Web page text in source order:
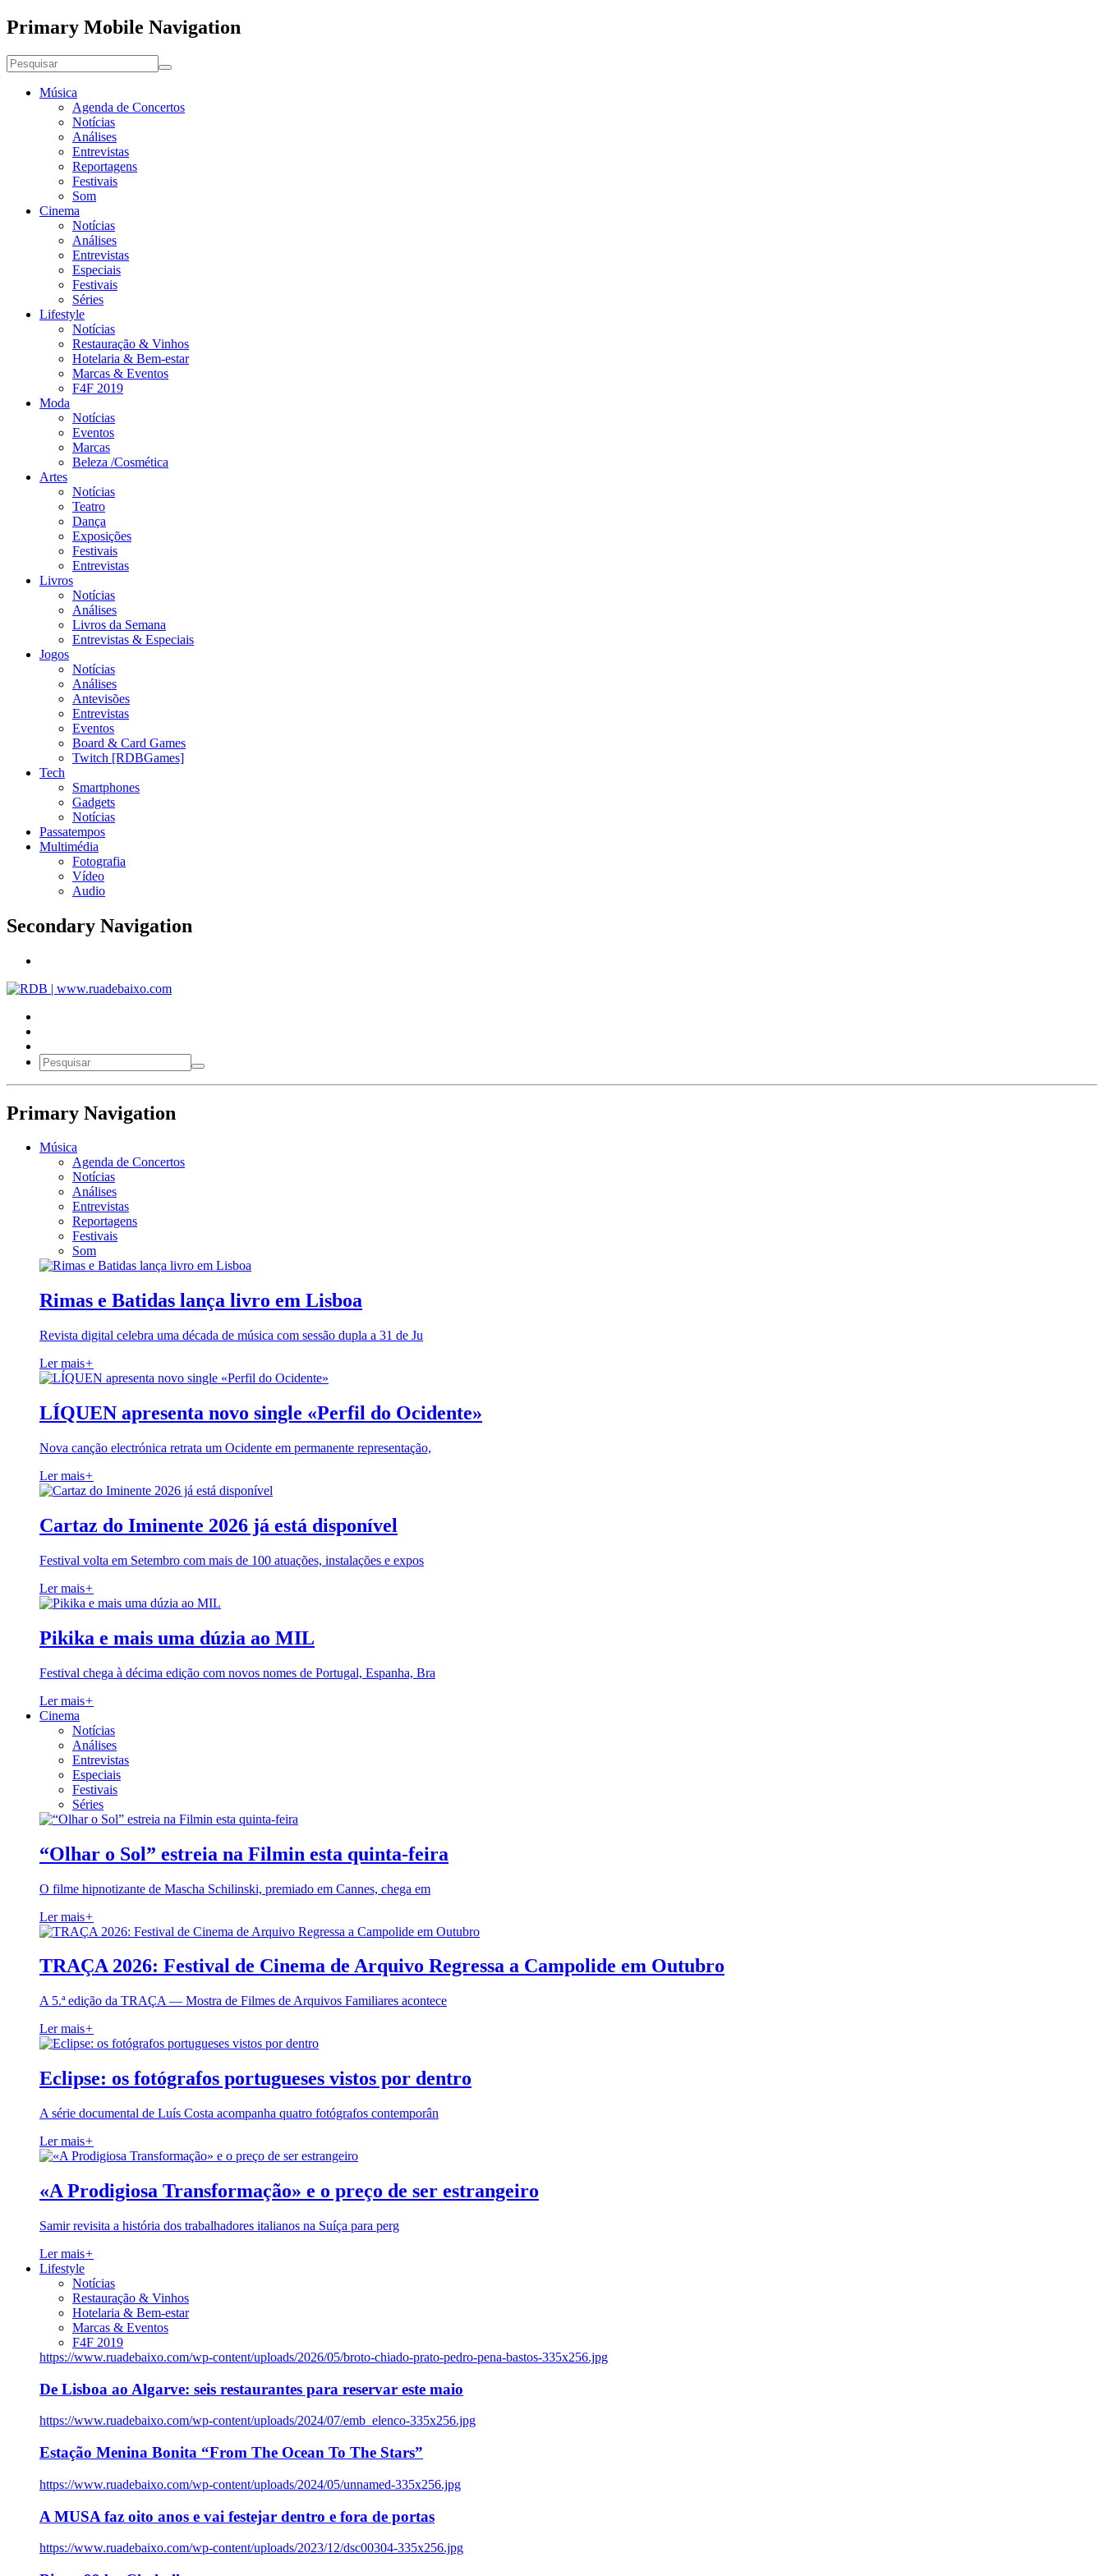
Primary Mobile Navigation
Música
Agenda de Concertos
Notícias
Análises
Entrevistas
Reportagens
Festivais
Som
Cinema
Notícias
Análises
Entrevistas
Especiais
Festivais
Séries
Lifestyle
Notícias
Restauração & Vinhos
Hotelaria & Bem-estar
Marcas & Eventos
F4F 2019
Moda
Notícias
Eventos
Marcas
Beleza /Cosmética
Artes
Notícias
Teatro
Dança
Exposições
Festivais
Entrevistas
Livros
Notícias
Análises
Livros da Semana
Entrevistas & Especiais
Jogos
Notícias
Análises
Antevisões
Entrevistas
Eventos
Board & Card Games
Twitch [RDBGames]
Tech
Smartphones
Gadgets
Notícias
Passatempos
Multimédia
Fotografia
Vídeo
Audio
Secondary Navigation
Primary Navigation
Música
Agenda de Concertos
Notícias
Análises
Entrevistas
Reportagens
Festivais
Som
Rimas e Batidas lança livro em Lisboa
Revista digital celebra uma década de música com sessão dupla a 31 de Ju
Ler mais+
LÍQUEN apresenta novo single «Perfil do Ocidente»
Nova canção electrónica retrata um Ocidente em permanente representação,
Ler mais+
Cartaz do Iminente 2026 já está disponível
Festival volta em Setembro com mais de 100 atuações, instalações e expos
Ler mais+
Pikika e mais uma dúzia ao MIL
Festival chega à décima edição com novos nomes de Portugal, Espanha, Bra
Ler mais+
Cinema
Notícias
Análises
Entrevistas
Especiais
Festivais
Séries
“Olhar o Sol” estreia na Filmin esta quinta-feira
O filme hipnotizante de Mascha Schilinski, premiado em Cannes, chega em
Ler mais+
TRAÇA 2026: Festival de Cinema de Arquivo Regressa a Campolide em Outubro
A 5.ª edição da TRAÇA — Mostra de Filmes de Arquivos Familiares acontece
Ler mais+
Eclipse: os fotógrafos portugueses vistos por dentro
A série documental de Luís Costa acompanha quatro fotógrafos contemporân
Ler mais+
«A Prodigiosa Transformação» e o preço de ser estrangeiro
Samir revisita a história dos trabalhadores italianos na Suíça para perg
Ler mais+
Lifestyle
Notícias
Restauração & Vinhos
Hotelaria & Bem-estar
Marcas & Eventos
F4F 2019
https://www.ruadebaixo.com/wp-content/uploads/2026/05/broto-chiado-prato-pedro-pena-bastos-335x256.jpg
De Lisboa ao Algarve: seis restaurantes para reservar este maio
https://www.ruadebaixo.com/wp-content/uploads/2024/07/emb_elenco-335x256.jpg
Estação Menina Bonita “From The Ocean To The Stars”
https://www.ruadebaixo.com/wp-content/uploads/2024/05/unnamed-335x256.jpg
A MUSA faz oito anos e vai festejar dentro e fora de portas
https://www.ruadebaixo.com/wp-content/uploads/2023/12/dsc00304-335x256.jpg